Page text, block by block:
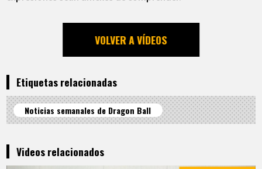
VOLVER A VÍDEOS
Etiquetas relacionadas
Noticias semanales de Dragon Ball
Videos relacionados